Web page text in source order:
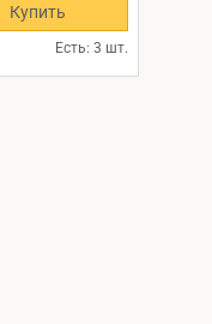
Есть: 3 шт.
Купить